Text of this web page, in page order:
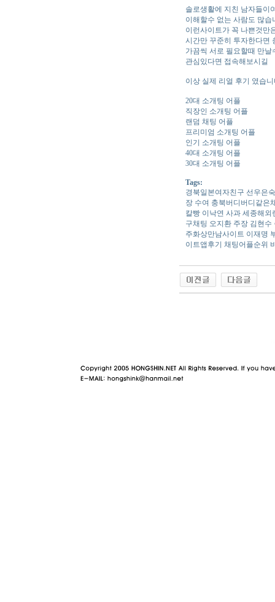
솔로생활에 지친 남자들이
이해할수 없는 사람도 많습
이런사이트가 꼭 나쁜것만
시간만 꾸준히 투자한다면
가끔씩 서로 필요할때 만
관심있다면 접속해보시길
이상 실제 리얼 후기 였습
20대 소개팅 어플
직장인 소개팅 어플
랜덤 채팅 어플
프리미엄 소개팅 어플
인기 소개팅 어플
40대 소개팅 어플
30대 소개팅 어플
Tags:
경북일­본­여­자­친­구 선우은
장 수여 충북버디버디같은
칼빵 이낙연 사과 세종해­
구채팅 오지환 주장 김현
주화상만남사이트 이재명
이트앱후기 채팅어플순위